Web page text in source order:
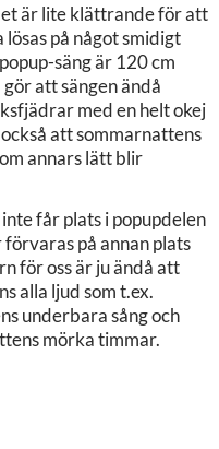
är lite klättrande för att
lösas på något smidigt
säng är 120 cm
att sängen ändå
med en helt okej
att sommarnattens
annars lätt blir
får plats i popupdelen
på annan plats
för oss är ju ändå att
alla ljud som t.ex.
underbara sång och
mörka timmar.